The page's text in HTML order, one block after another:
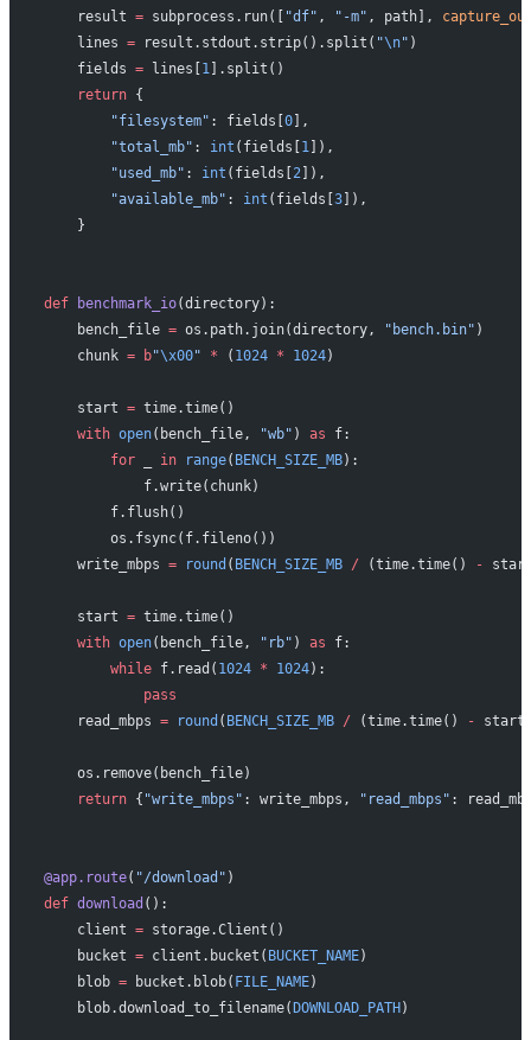
    result
= subprocess.run([ "df" , "-m" , path],
    lines
= result.stdout.strip().split( "\n" )
    fields
= lines[1].split()
    return
{
        "filesystem"
: fields[0],
        "total_mb"
: int (fields[1]),
        "used_mb"
: int (fields[2]),
        "available_mb"
: int (fields[3]),
    }
def benchmark_io(directory):
    bench_file
= os.path.join(directory, "bench.bin" )
    chunk
= b"\x00" * ( 1024 * 1024)
    start
= time.time()
    with
open(bench_file, "wb" ) as f:
        for
_ in range( BENCH_SIZE_MB):
            f.write(chunk)
        f.flush()
        os.fsync(f.fileno())
    write_mbps
= round ( BENCH_SIZE_MB / (time.time() -
    start
= time.time()
    with
open(bench_file, "rb" ) as f:
        while
f.read( 1024 * 1024):
            pass
    read_mbps
= round ( BENCH_SIZE_MB / (time.time() -
    os.remove(bench_file)
    return
{ "write_mbps" : write_mbps, "read_mbps" :
@app.route( "/download" )
def download ():
    client
= storage.Client()
    bucket
= client.bucket( BUCKET_NAME)
    blob
= bucket.blob( FILE_NAME)
    blob.download_to_filename(
DOWNLOAD_PATH)